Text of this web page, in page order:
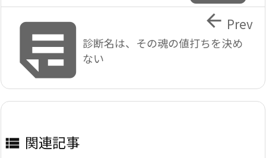
診断名は、その魂の値打ちを決め
ない
 Prev
 関連記事